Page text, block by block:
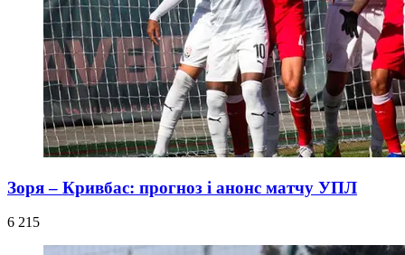
Зоря – Кривбас: прогноз і анонс матчу УПЛ
6 215